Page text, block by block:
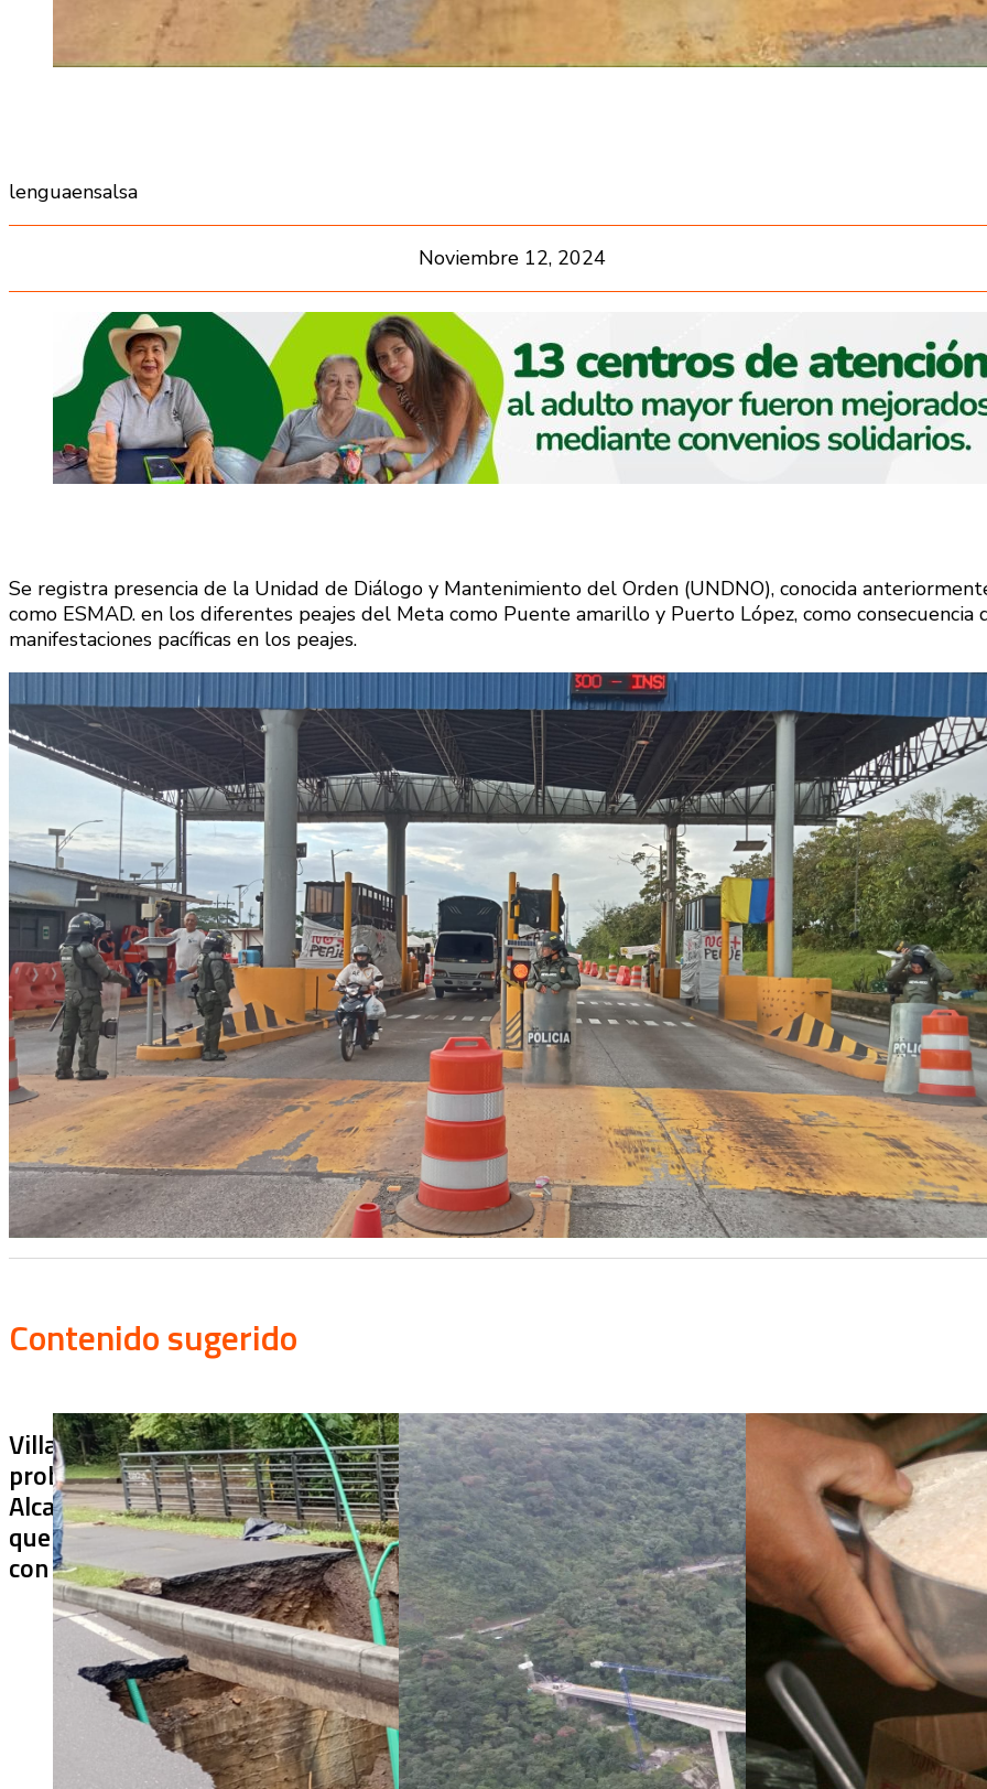
lenguaensalsa
Noviembre 12, 2024
Se registra presencia de la Unidad de Diálogo y Mantenimiento del Orden (UNDNO), conocida
como ESMAD. en los diferentes peajes del Meta como Puente amarillo y Puerto López, como consecuencia
manifestaciones pacíficas en los peajes.
Contenido sugerido
Villa Julia no puede tapar el
problema: ¿qué hará la
Alcaldía con los puentes
que ya colapsaron y siguen
con soluciones temporales?
¿De qué sirve un puente
terminado si no se puede
usar? Chirajara sigue
cerrado más de dos años
después de su entrega
¿Pagaron menos de lo
permitido por el arroz
Meta? La SIC puso bajo la
lupa a siete compradores